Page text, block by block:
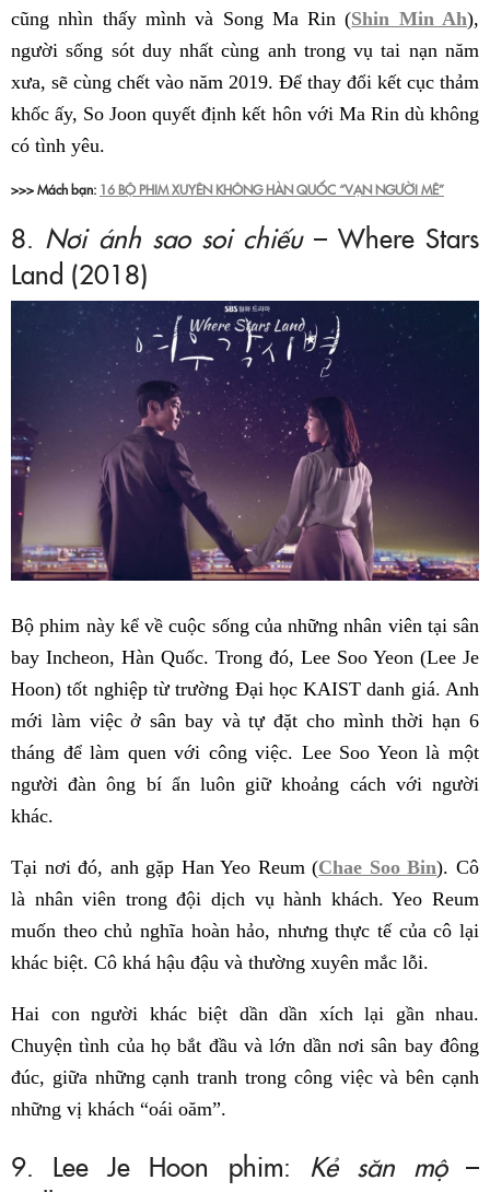
cũng nhìn thấy mình và Song Ma Rin (Shin Min Ah),
người sống sót duy nhất cùng anh trong vụ tai nạn năm
xưa, sẽ cùng chết vào năm 2019. Để thay đổi kết cục thảm
khốc ấy, So Joon quyết định kết hôn với Ma Rin dù không
có tình yêu.
>>> Mách bạn: 16 BỘ PHIM XUYÊN KHÔNG HÀN QUỐC “VẠN NGƯỜI MÊ”
8. Nơi ánh sao soi chiếu– Where Stars
Land (2018)
Bộ phim này kể về cuộc sống của những nhân viên tại sân
bay Incheon, Hàn Quốc. Trong đó, Lee Soo Yeon (Lee Je
Hoon) tốt nghiệp từ trường Đại học KAIST danh giá. Anh
mới làm việc ở sân bay và tự đặt cho mình thời hạn 6
tháng để làm quen với công việc. Lee Soo Yeon là một
người đàn ông bí ẩn luôn giữ khoảng cách với người
khác.
Tại nơi đó, anh gặp Han Yeo Reum (Chae Soo Bin). Cô
là nhân viên trong đội dịch vụ hành khách. Yeo Reum
muốn theo chủ nghĩa hoàn hảo, nhưng thực tế của cô lại
khác biệt. Cô khá hậu đậu và thường xuyên mắc lỗi.
Hai con người khác biệt dần dần xích lại gần nhau.
Chuyện tình của họ bắt đầu và lớn dần nơi sân bay đông
đúc, giữa những cạnh tranh trong công việc và bên cạnh
những vị khách “oái oăm”.
9. Lee Je Hoon phim: Kẻ săn mộ–